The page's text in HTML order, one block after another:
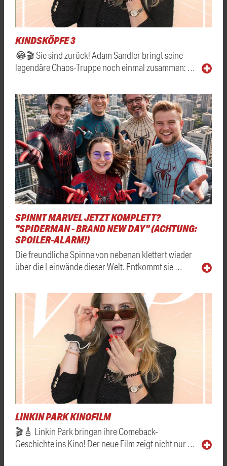
KINDSKÖPFE 3
😂🎬 Sie sind zurück! Adam Sandler bringt seine
legendäre Chaos-Truppe noch einmal zusammen: …
SPINNT MARVEL JETZT KOMPLETT?
"SPIDERMAN - BRAND NEW DAY" (ACHTUNG:
SPOILER-ALARM!)
Die freundliche Spinne von nebenan klettert wieder
über die Leinwände dieser Welt. Entkommt sie …
LINKIN PARK KINOFILM
🎬🎸 Linkin Park bringen ihre Comeback-
Geschichte ins Kino! Der neue Film zeigt nicht nur …